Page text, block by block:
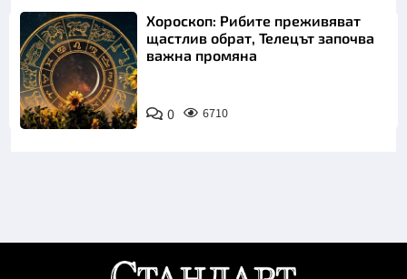
Хороскоп: Рибите преживяват
щастлив обрат, Телецът започва
важна промяна
0 6710